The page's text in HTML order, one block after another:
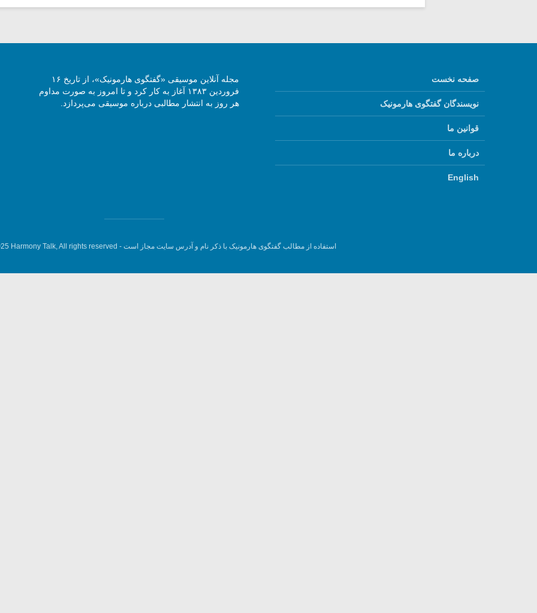
صفحه نخست
نویسندگان گفتگوی هارمونیک
قوانین ما
درباره ما
English
مجله آنلاین موسیقی «گفتگوی هارمونیک»، از تاریخ ۱۶
فروردین ۱۳۸۳ آغاز به کار کرد و تا امروز به صورت مداوم
هر روز به انتشار مطالبی درباره موسیقی می‌پردازد.
استفاده از مطالب گفتگوی هارمونیک با ذکر نام و آدرس سایت مجاز است - Harmony Talk, All rights reserved.